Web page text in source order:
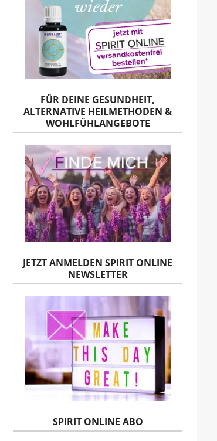
FÜR DEINE GESUNDHEIT,
ALTERNATIVE HEILMETHODEN &
WOHLFÜHLANGEBOTE
JETZT ANMELDEN SPIRIT ONLINE
NEWSLETTER
SPIRIT ONLINE ABO